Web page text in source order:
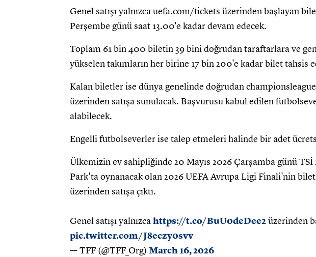
Genel satışı yalnızca uefa.com/tickets üzerinden başlayan
Perşembe günü saat 13.00'e kadar devam edecek.
Toplam 61 bin 400 biletin 39 bini doğrudan taraftarlara ve
yükselen takımların her birine 17 bin 200'e kadar bilet tahsis
Kalan biletler ise dünya genelinde doğrudan
üzerinden satışa sunulacak. Başvurusu kabul edilen
alabilecek.
Engelli futbolseverler ise talep etmeleri halinde bir adet
Ülkemizin ev sahipliğinde 20 Mayıs 2026 Çarşamba günü
Park'ta oynanacak olan 2026 UEFA Avrupa Ligi Finali'nin
üzerinden satışa çıktı.
Genel satışı yalnızcahttps://t.co/BuU0deDee2üzerinden
pic.twitter.com/J8eczy0svv
— TFF (@TFF_Org) March 16, 2026